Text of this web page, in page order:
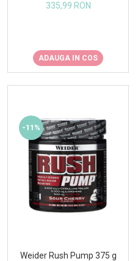
335,99 RON
ADAUGA IN COS
-11%
Weider Rush Pump 375 g